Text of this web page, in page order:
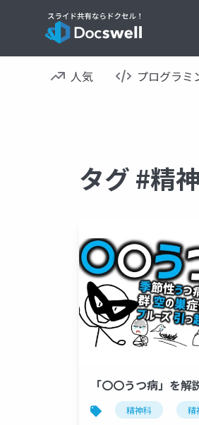
人気 プログラミ
タグ #精
「〇〇うつ病」を解
精神科 精